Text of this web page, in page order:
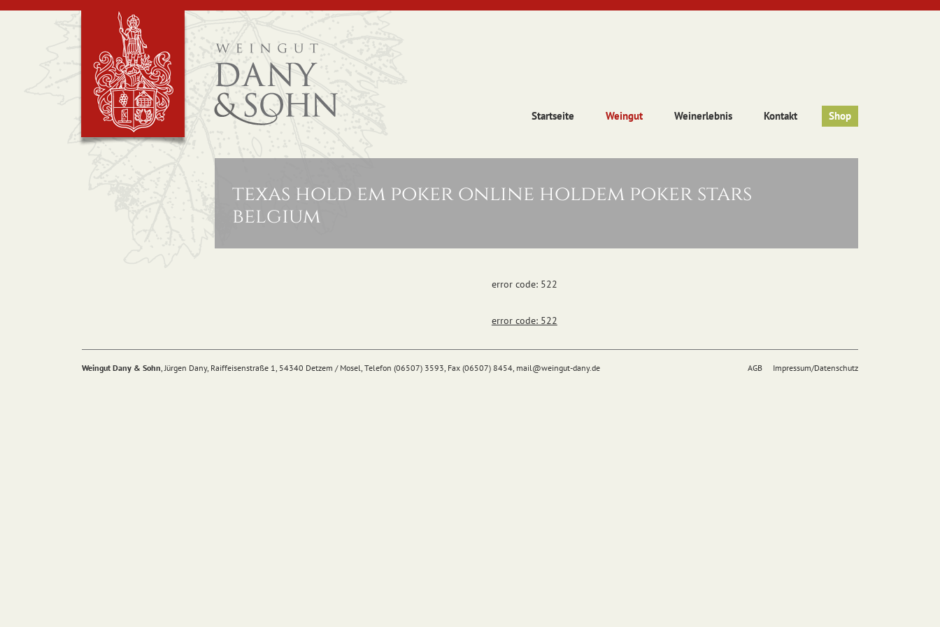
Startseite Weingut Weinerlebnis Kontakt Shop
texas hold em poker online holdem poker stars
belgium
error code: 522
error code: 522
AGB Impressum/Datenschutz
Weingut Dany & Sohn, Jürgen Dany, Raiffeisenstraße 1, 54340 Detzem / Mosel, Telefon (06507) 3593, Fax (06507) 8454, mail@weingut-dany.de